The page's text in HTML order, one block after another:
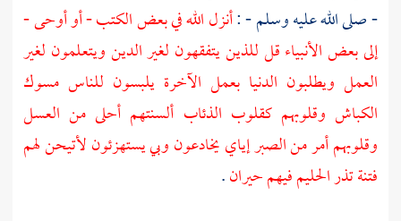
- صلى الله عليه وسلم - :أنزل الله في بعض الكتب - أو أوحى -
إلى بعض الأنبياء قل للذين يتفقهون لغير الدين ويتعلمون لغير
العمل ويطلبون الدنيا بعمل الآخرة يلبسون للناس مسوك
الكباش وقلوبهم كقلوب الذئاب ألسنتهم أحلى من العسل
وقلوبهم أمر من الصبر إياي يخادعون وبي يستهزئون لأتيحن لهم
فتنة تذر الحليم فيهم حيران.